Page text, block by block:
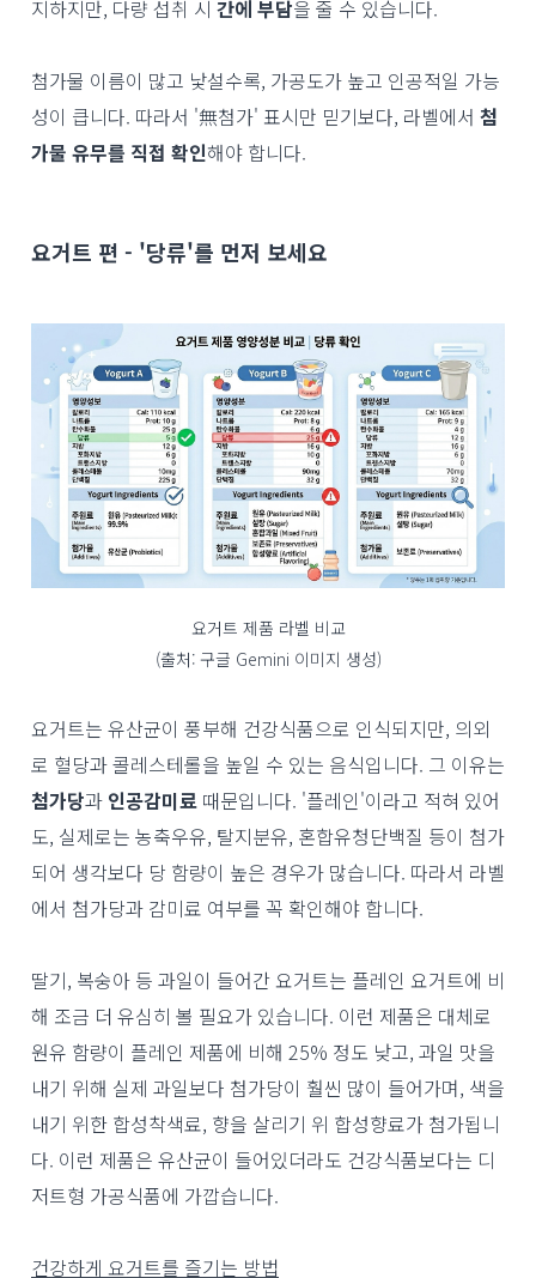
지하지만, 다량 섭취 시 간에 부담을 줄 수 있습니다.
첨가물 이름이 많고 낯설수록, 가공도가 높고 인공적일 가능
성이 큽니다. 따라서 '無첨가' 표시만 믿기보다, 라벨에서 첨
가물 유무를 직접 확인해야 합니다.
요거트 편 - '당류'를 먼저 보세요
요거트 제품 라벨 비교
(출처: 구글 Gemini 이미지 생성)
요거트는 유산균이 풍부해 건강식품으로 인식되지만, 의외
로 혈당과 콜레스테롤을 높일 수 있는 음식입니다. 그 이유는
첨가당과 인공감미료 때문입니다. '플레인'이라고 적혀 있어
도, 실제로는 농축우유, 탈지분유, 혼합유청단백질 등이 첨가
되어 생각보다 당 함량이 높은 경우가 많습니다. 따라서 라벨
에서 첨가당과 감미료 여부를 꼭 확인해야 합니다.
딸기, 복숭아 등 과일이 들어간 요거트는 플레인 요거트에 비
해 조금 더 유심히 볼 필요가 있습니다. 이런 제품은 대체로
원유 함량이 플레인 제품에 비해 25% 정도 낮고, 과일 맛을
내기 위해 실제 과일보다 첨가당이 훨씬 많이 들어가며, 색을
내기 위한 합성착색료, 향을 살리기 위 합성향료가 첨가됩니
다. 이런 제품은 유산균이 들어있더라도 건강식품보다는 디
저트형 가공식품에 가깝습니다.
건강하게 요거트를 즐기는 방법